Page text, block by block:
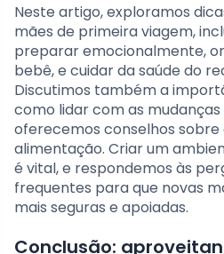
Neste artigo, exploramos
mães de primeira viagem,
preparar emocionalmente,
bebê, e cuidar da saúde do
Discutimos também a
como lidar com as
oferecemos conselhos
alimentação. Criar um
é vital, e respondemos às
frequentes para que novas
mais seguras e apoiadas.
Conclusão: